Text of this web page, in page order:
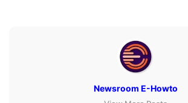
Newsroom E-Howto